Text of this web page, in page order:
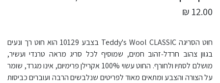
12.00 ₪
חוט הסריגה Teddy's Wool CLASSIC בצבע 10129 הוא חוט רך ונעים
בגוון צהוב חרדל‑זהוב חמים, שמוסיף לכל סריג מראה טרנדי ועשיר,
מושלם לסתיו ולחורף. החוט עשוי 100% אקרילן פרימיום, אינו מגרד, שומר
על הצורה והצבע ומתאים מאוד לפריטים שנלבשים הרבה ועוברים כביסות